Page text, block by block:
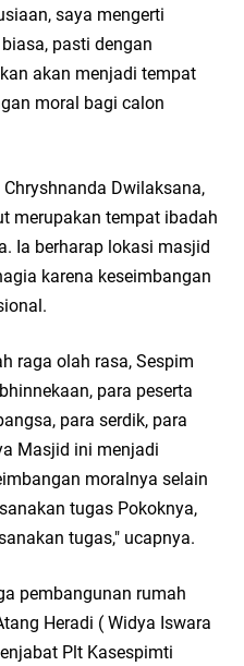
saya mengerti
pasti dengan
akan menjadi tempat
moral bagi calon
Dwilaksana,
merupakan tempat ibadah
Ia berharap lokasi masjid
karena keseimbangan
raga olah rasa, Sespim
para peserta
para serdik, para
Masjid ini menjadi
moralnya selain
tugas Pokoknya,
tugas," ucapnya.
pembangunan rumah
Heradi ( Widya Iswara
Plt Kasespimti